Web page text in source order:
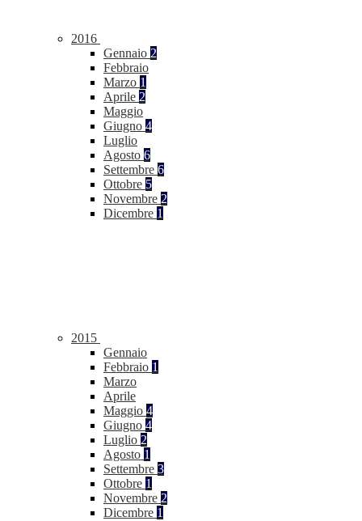
2016
Gennaio 2
Febbraio
Marzo 1
Aprile 2
Maggio
Giugno 4
Luglio
Agosto 6
Settembre 6
Ottobre 5
Novembre 2
Dicembre 1
2015
Gennaio
Febbraio 1
Marzo
Aprile
Maggio 4
Giugno 4
Luglio 2
Agosto 1
Settembre 3
Ottobre 1
Novembre 2
Dicembre 1